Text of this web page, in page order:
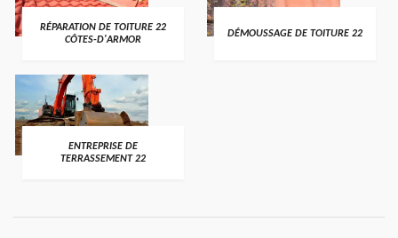
RÉPARATION DE TOITURE 22
CÔTES-D'ARMOR
DÉMOUSSAGE DE TOITURE 22
ENTREPRISE DE
TERRASSEMENT 22